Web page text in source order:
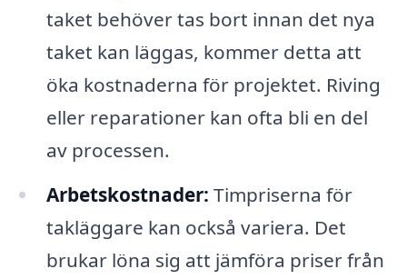
taket behöver tas bort innan det nya
taket kan läggas, kommer detta att
öka kostnaderna för projektet. Riving
eller reparationer kan ofta bli en del
av processen.
Arbetskostnader: Timpriserna för
takläggare kan också variera. Det
brukar löna sig att jämföra priser från